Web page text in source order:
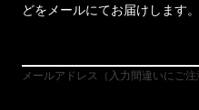
どをメールにてお届けします。
メールアドレス（入力間違いにご注